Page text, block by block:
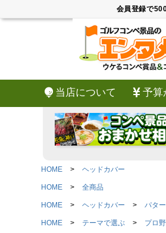
会員登録で
当店について 予算
HOME ヘッドカバー
HOME 全商品
HOME ヘッドカバー パタ
HOME テーマで選ぶ プロ